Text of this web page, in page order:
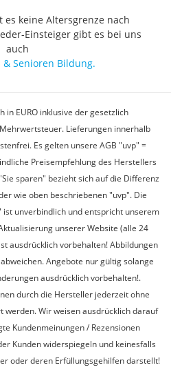
keine Altersgrenze nach
Einsteiger gibt es bei uns
auch
& Senioren Bildung.
in EURO inklusive der gesetzlich
Lieferungen innerhalb
Es gelten unsere AGB "uvp" =
Preisempfehlung des Herstellers
sparen" bezieht sich auf die Differenz
wie oben beschriebenen "uvp". Die
unverbindlich und entspricht unserem
unserer Website (alle 24
ausdrücklich vorbehalten! Abbildungen
Angebote nur gültig solange
ausdrücklich vorbehalten!.
durch die Hersteller jederzeit ohne
werden. Wir weisen ausdrücklich darauf
Kundenmeinungen / Rezensionen
Kunden widerspiegeln und keinesfalls
oder deren Erfüllungsgehilfen darstellt!